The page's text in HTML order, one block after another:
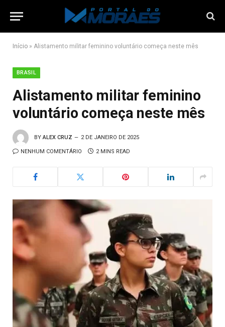
Início » Alistamento militar feminino voluntário começa neste mês
BRASIL
Alistamento militar feminino
voluntário começa neste mês
BY ALEX CRUZ 2 DE JANEIRO DE 2025
NENHUM COMENTÁRIO 2 MINS READ